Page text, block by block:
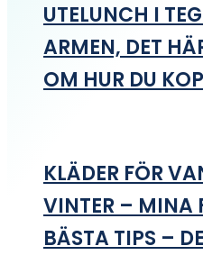
UTELUNCH I
ARMEN, DET
OM HUR DU
KLÄDER FÖR
VINTER – MINA
BÄSTA TIPS –